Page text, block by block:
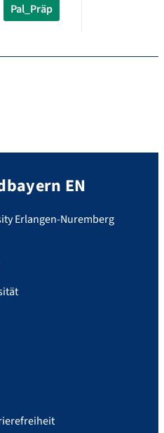
Pal_Präp
EN
Erlangen-Nuremberg